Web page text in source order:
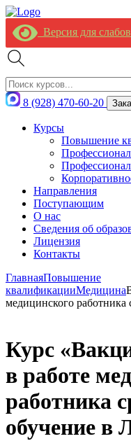
Версия для
8 (928) 470-60-20
Курсы
Повышение
Направления
Поступающим
О нас
Сведения об
Лицензия
Контакты
ГлавнаяПовышение
квалификацииМедицина
медицинского работника
Курс
в работе
работника
обучение в